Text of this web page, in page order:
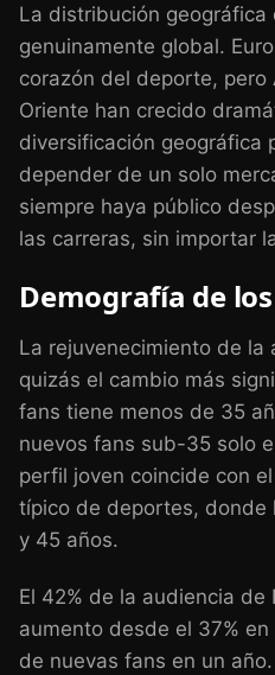
La distribución geográfica
genuinamente global.
corazón del deporte, pero
Oriente han crecido
diversificación geográfica
depender de un solo
siempre haya público
las carreras, sin importar
Demografía de
La rejuvenecimiento de la
quizás el cambio más
fans tiene menos de 35
nuevos fans sub-35 solo
perfil joven coincide con
típico de deportes, donde
y 45 años.
El 42% de la audiencia de
aumento desde el 37%
de nuevas fans en un